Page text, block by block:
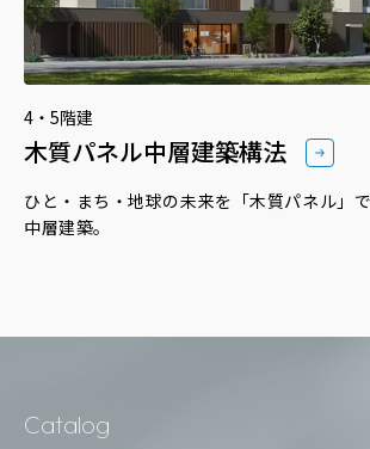
4・5階建
木質パネル中層建築構法
ひと・まち・地球の未来を「木質パネル」
中層建築。
Catalog